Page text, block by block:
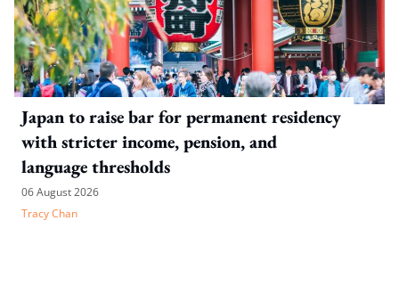
Japan to raise bar for permanent residency
with stricter income, pension, and
language thresholds
06 August 2026
Tracy Chan